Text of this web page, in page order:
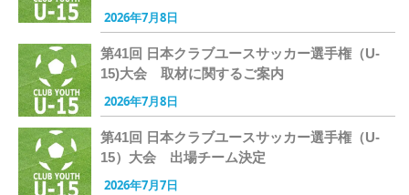
2026年7月8日
第41回 日本クラブユースサッカー選手権（U-
15)大会 取材に関するご案内
2026年7月8日
第41回 日本クラブユースサッカー選手権（U-
15）大会 出場チーム決定
2026年7月7日